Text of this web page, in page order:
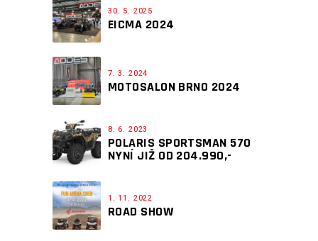
30. 5. 2025
EICMA 2024
7. 3. 2024
MOTOSALON BRNO 2024
8. 6. 2023
POLARIS SPORTSMAN 570
NYNÍ JIŽ OD 204.990,-
1. 11. 2022
ROAD SHOW